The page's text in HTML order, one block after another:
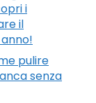
i
il
pulire
senza